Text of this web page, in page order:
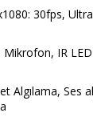
30fps,
IR
Algılama, Ses